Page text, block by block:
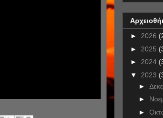
► 2026
► 2025
► 2024
▼ 2023
►
►
►